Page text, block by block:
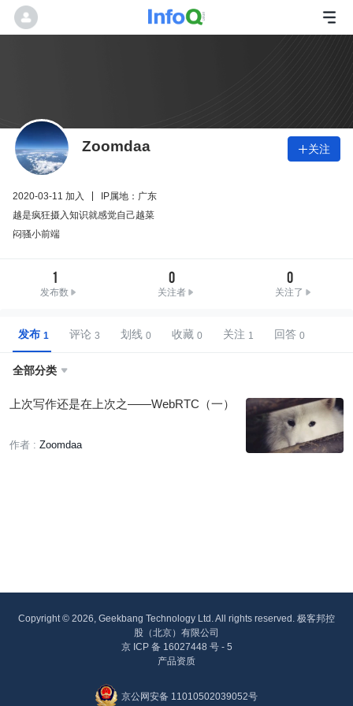
Zoomdaa 关注
2020-03-11 加入
IP属地：广东
越是疯狂摄入知识就感觉自己越菜
闷骚小前端
1
发布数
0
关注者
0
关注了
发布 评论 划线 收藏 关注 回答
全部分类 
上次写作还是在上次之——WebRTC（一）
作者 : Zoomdaa
Copyright © 2026, Geekbang Technology Ltd. All rights reserved. 极客邦控
股（北京）有限公司
京 ICP 备 16027448 号 - 5
产品资质
京公网安备 11010502039052号